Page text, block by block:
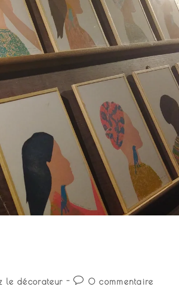
le décorateur
Commentaires
0 commentaire